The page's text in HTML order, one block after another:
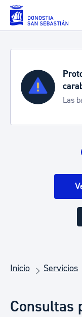
Saltar al contenido
Las
Inicio Servicios
Consultas